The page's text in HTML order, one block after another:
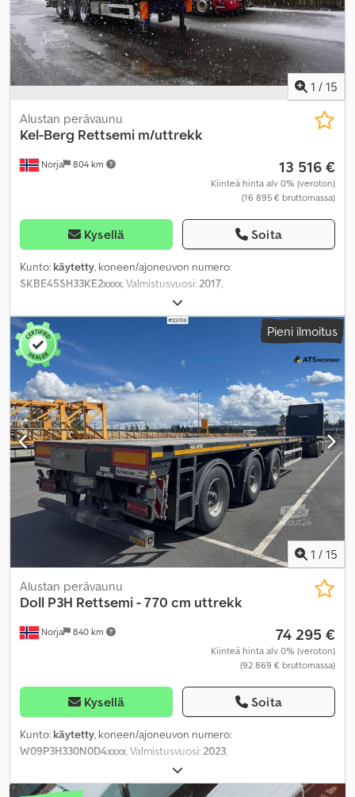
1 / 15
Norja 804 km
Alustan perävaunu
Kel-Berg Rettsemi m/uttrekk
13 516 €
Kiinteä hinta alv 0% (veroton)
(16 895 € bruttomassa)
Kysellä Soita
Kunto: käytetty, koneen/ajoneuvon numero:
SKBE45SH33KE2xxxx , Valmistusvuosi: 2017
Pieni ilmoitus
1 / 15
Norja 840 km
Alustan perävaunu
Doll P3H Rettsemi - 770 cm uttrekk
74 295 €
Kiinteä hinta alv 0% (veroton)
(92 869 € bruttomassa)
Kysellä Soita
Kunto: käytetty, koneen/ajoneuvon numero:
W09P3H330N0D4xxxx, Valmistusvuosi:2023,